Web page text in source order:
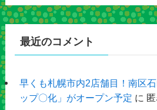
最近のコメント
早くも札幌市内2店舗目！南区
ップ〇化」がオープン予定 に